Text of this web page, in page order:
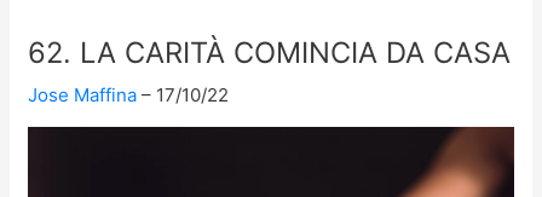
62. LA CARITÀ COMINCIA DA CASA
Jose Maffina 17/10/22